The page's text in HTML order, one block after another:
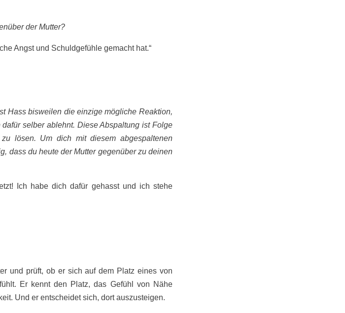
der Mutter?
Angst und Schuldgefühle gemacht hat.“
Hass bisweilen die einzige mögliche Reaktion,
selber ablehnt. Diese Abspaltung ist Folge
lösen. Um dich mit diesem abgespaltenen
dass du heute der Mutter gegenüber zu deinen
Ich habe dich dafür gehasst und ich stehe
und prüft, ob er sich auf dem Platz eines von
Er kennt den Platz, das Gefühl von Nähe
Und er entscheidet sich, dort auszusteigen.